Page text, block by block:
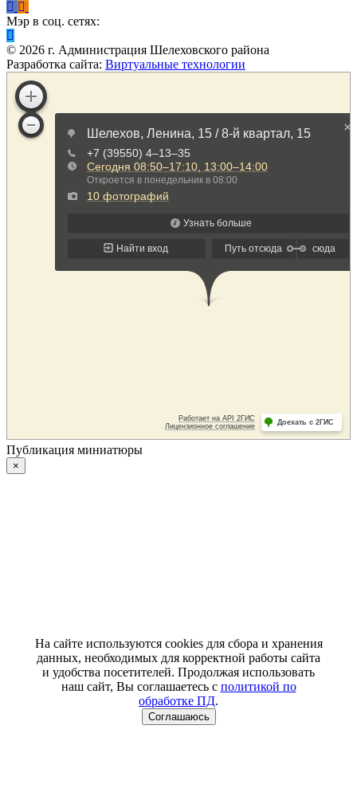
Мэр в соц. сетях:
© 2026 г. Администрация Шелеховского района
Разработка сайта: Виртуальные технологии
Публикация миниатюры
×
На сайте используются cookies для сбора и хранения
данных, необходимых для корректной работы сайта
и удобства посетителей. Продолжая использовать
наш сайт, Вы соглашаетесь с политикой по
обработке ПД.
Соглашаюсь